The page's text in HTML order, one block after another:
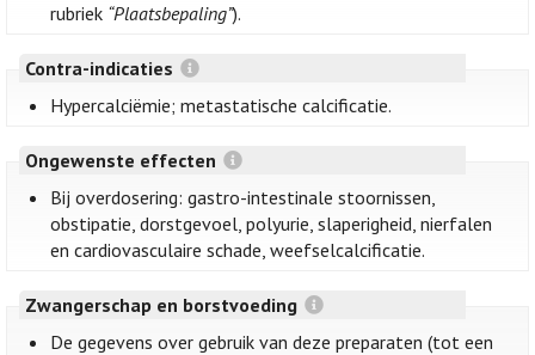
rubriek “Plaatsbepaling”).
Contra-indicaties
Hypercalciëmie; metastatische calcificatie.
Ongewenste effecten
Bij overdosering: gastro-intestinale stoornissen,
obstipatie, dorstgevoel, polyurie, slaperigheid, nierfalen
en cardiovasculaire schade, weefselcalcificatie.
Zwangerschap en borstvoeding
De gegevens over gebruik van deze preparaten (tot een